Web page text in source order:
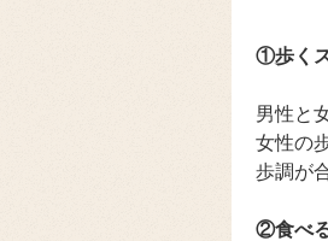
①歩く
男性と
女性の
歩調が
②食べ